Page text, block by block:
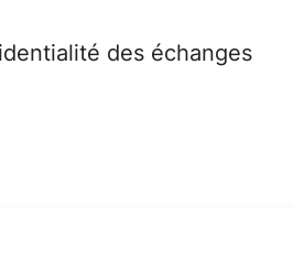
des échanges